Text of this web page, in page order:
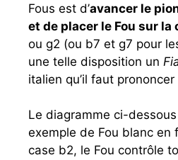
Fous est d’avancer le
et de placer le Fou sur la
ou g2 (ou b7 et g7 pour
une telle disposition un
italien qu’il faut
Le diagramme ci-
exemple de Fou blanc en
case b2, le Fou contrôle